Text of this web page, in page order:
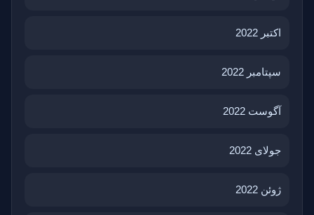
اکتبر 2022
سپتامبر 2022
آگوست 2022
جولای 2022
ژوئن 2022